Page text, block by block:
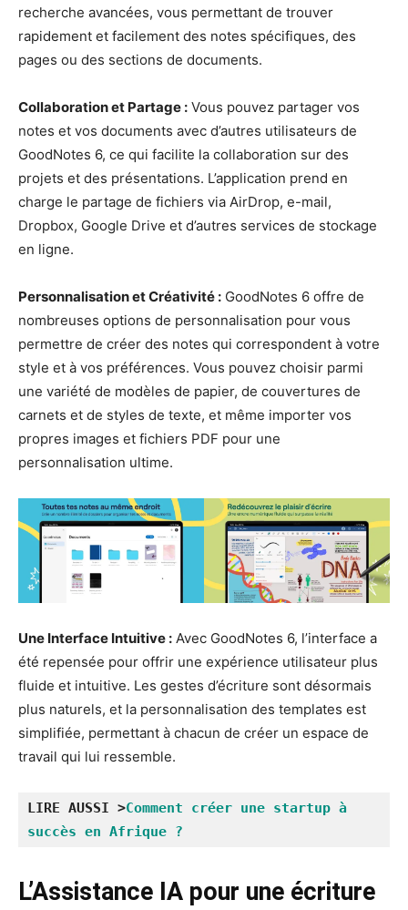
recherche avancées, vous permettant de trouver
rapidement et facilement des notes spécifiques, des
pages ou des sections de documents.
Collaboration et Partage : Vous pouvez partager vos
notes et vos documents avec d’autres utilisateurs de
GoodNotes 6, ce qui facilite la collaboration sur des
projets et des présentations. L’application prend en
charge le partage de fichiers via AirDrop, e-mail,
Dropbox, Google Drive et d’autres services de stockage
en ligne.
Personnalisation et Créativité : GoodNotes 6 offre de
nombreuses options de personnalisation pour vous
permettre de créer des notes qui correspondent à votre
style et à vos préférences. Vous pouvez choisir parmi
une variété de modèles de papier, de couvertures de
carnets et de styles de texte, et même importer vos
propres images et fichiers PDF pour une
personnalisation ultime.
Une Interface Intuitive : Avec GoodNotes 6, l’interface a
été repensée pour offrir une expérience utilisateur plus
fluide et intuitive. Les gestes d’écriture sont désormais
plus naturels, et la personnalisation des templates est
simplifiée, permettant à chacun de créer un espace de
travail qui lui ressemble.
LIRE AUSSI >Comment créer une startup à
succès en Afrique ?
L’Assistance IA pour une écriture